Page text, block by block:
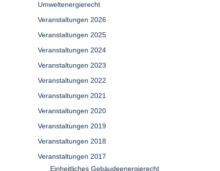
Umweltenergierecht
Veranstaltungen 2026
Veranstaltungen 2025
Veranstaltungen 2024
Veranstaltungen 2023
Veranstaltungen 2022
Veranstaltungen 2021
Veranstaltungen 2020
Veranstaltungen 2019
Veranstaltungen 2018
Veranstaltungen 2017
Einheitliches Gebäudeenergierecht